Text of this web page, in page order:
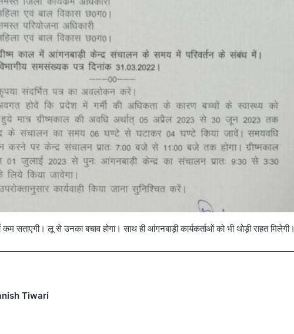
सताएगी। लू से उनका बचाव होगा। साथ ही आंगनबाड़ी कार्यकर्ताओं को भी थोड़ी राहत मिलेगी।
Tiwari